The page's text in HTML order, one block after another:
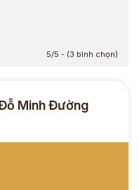
5/5 - (3 bình chọn)
Minh Đường